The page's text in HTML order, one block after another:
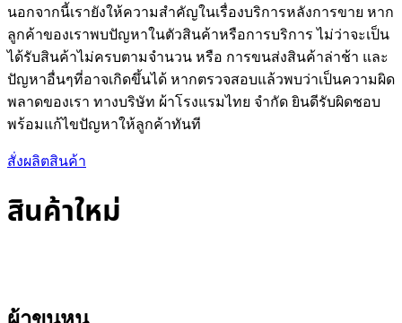
นอกจากนี้เรายังให้ความสำคัญในเรื่องบริการหลังการขาย หาก
ลูกค้าของเราพบปัญหาในตัวสินค้าหรือการบริการ ไม่ว่าจะเป็น
ได้รับสินค้าไม่ครบตามจำนวน หรือ การขนส่งสินค้าล่าช้า และ
ปัญหาอื่นๆที่อาจเกิดขึ้นได้ หากตรวจสอบแล้วพบว่าเป็นความผิด
พลาดของเรา ทางบริษัท ผ้าโรงแรมไทย จำกัด ยินดีรับผิดชอบ
พร้อมแก้ไขปัญหาให้ลูกค้าทันที
สั่งผลิตสินค้า
สินค้าใหม่